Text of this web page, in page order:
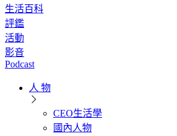
生活百科
評鑑
活動
影音
Podcast
人 物
CEO生活學
國內人物